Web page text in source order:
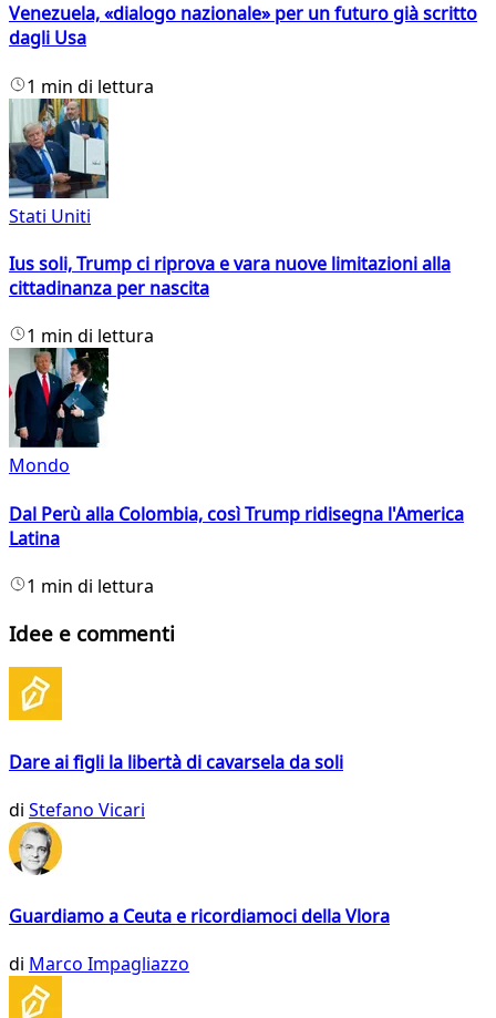
Venezuela, «dialogo nazionale» per un futuro già scritto
dagli Usa
1 min di lettura
Stati Uniti
Ius soli, Trump ci riprova e vara nuove limitazioni alla
cittadinanza per nascita
1 min di lettura
Mondo
Dal Perù alla Colombia, così Trump ridisegna l'America
Latina
1 min di lettura
Idee e commenti
Dare ai figli la libertà di cavarsela da soli
di Stefano Vicari
Guardiamo a Ceuta e ricordiamoci della Vlora
di Marco Impagliazzo